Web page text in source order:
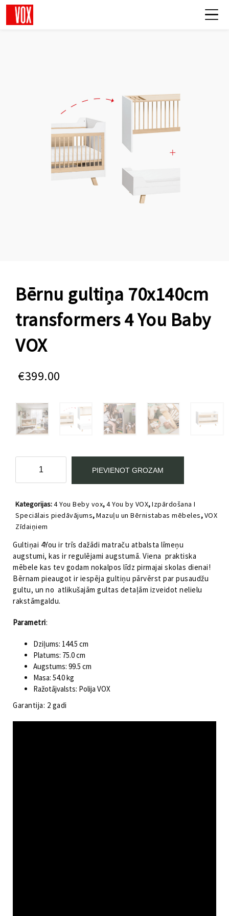
Bērnu gultiņa 70x140cm
transformers 4 You Baby
VOX
€399.00
70x140cm
4
You
Baby
VOX
daudzums
PIEVIENOT GROZAM
Kategorijas:4 You Beby vox,4 You by VOX,Izpārdošana I
Speciālais piedāvājums,Mazuļu un Bērnistabas mēbeles,VOX
Zīdaiņiem
Gultiņai 4You ir trīs dažādi matraču atbalsta līmeņu
augstumi, kas ir regulējami augstumā. Viena praktiska
mēbele kas tev godam nokalpos līdz pirmajai skolas dienai!
Bērnam pieaugot ir iespēja gultiņu pārvērst par pusaudžu
gultu, un no atlikušajām gultas detaļām izveidot nelielu
rakstāmgaldu.
Parametri:
Dziļums: 144.5 cm
Platums: 75.0 cm
Augstums: 99.5 cm
Masa: 54.0 kg
Ražotājvalsts: Polija VOX
Garantija: 2 gadi